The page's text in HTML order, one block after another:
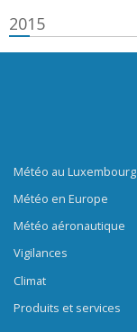
2015
Météo au Luxembourg
Météo en Europe
Météo aéronautique
Vigilances
Climat
Produits et services